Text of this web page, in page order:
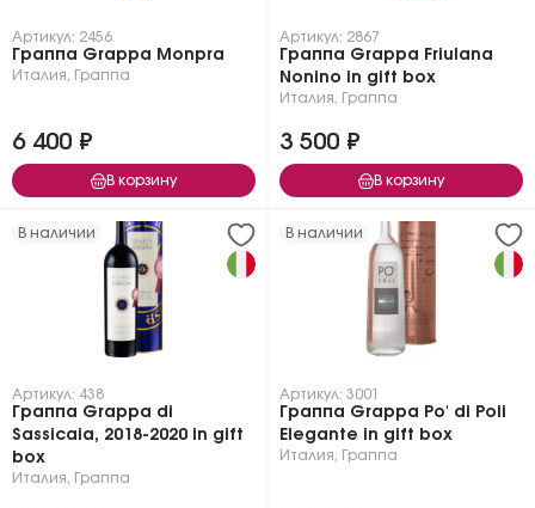
Артикул: 2456
Граппа Grappa Monpra
Италия Граппа
6 400 ₽
В корзину
Артикул: 2867
Граппа Grappa Friulana
Nonino in gift box
Италия Граппа
3 500 ₽
В корзину
В наличии
Артикул: 438
Граппа Grappa di
Sassicaia, 2018-2020 in gift
box
Италия Граппа
В наличии
Артикул: 3001
Граппа Grappa Po' di Poli
Elegante in gift box
Италия Граппа